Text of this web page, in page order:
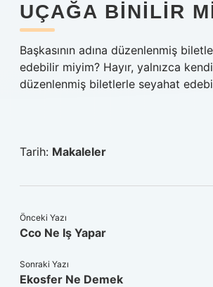
UÇAĞA BINILIR
Başkasının adına düzenlenmiş
edebilir miyim? Hayır, yalnızca kendi
düzenlenmiş biletlerle seyahat
Tarih: Makaleler
Önceki Yazı
Cco Ne Iş Yapar
Sonraki Yazı
Ekosfer Ne Demek